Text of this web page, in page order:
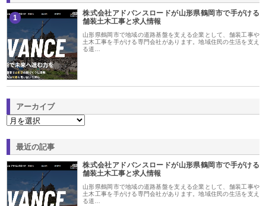
1
株式会社アドバンスロードが山形県鶴岡市で手がける
舗装土木工事と求人情報
山形県鶴岡市で地域の道路基盤を支える企業として、舗装工事や
土木工事を手がける専門会社があります。地域住民の生活を支え
る道…
アーカイブ
最近の記事
株式会社アドバンスロードが山形県鶴岡市で手がける
舗装土木工事と求人情報
山形県鶴岡市で地域の道路基盤を支える企業として、舗装工事や
土木工事を手がける専門会社があります。地域住民の生活を支え
る道…